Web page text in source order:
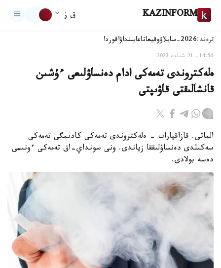
KAZINFORM ق ز
ترەند:2026-سايلاۋ وقيعاتاعايىنداۋاقوردا
14:56, 21 شىلدە 2023
ەلەكتروندى تەمەكى ادام دەنساۋلىعى ءۇشىن
قانشالىقتى قاۋىپتى
الماتى. قازاقپارات - ەلەكتروندى تەمەكى كادىمگى تەمەكى
سەكىلدى دەنساۋلىققا زياندى. ونى سونداي-اق تەمەكى ءونىمى
دەسە بولادى.